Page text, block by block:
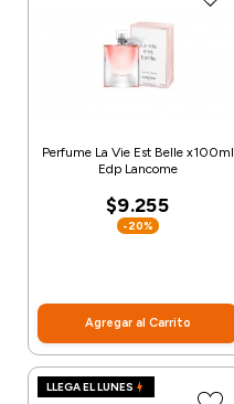
Perfume La Vie Est Belle x100ml
Edp Lancome
$9.255
-20%
Agregar al Carrito
LLEGA EL LUNES